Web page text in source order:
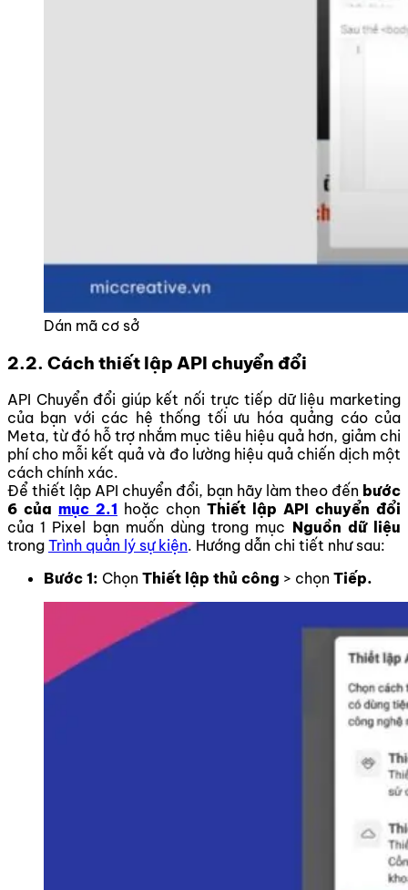
Dán mã cơ sở
2.2. Cách thiết lập API chuyển đổi
API Chuyển đổi giúp kết nối trực tiếp dữ liệu marketing
của bạn với các hệ thống tối ưu hóa quảng cáo của
Meta, từ đó hỗ trợ nhắm mục tiêu hiệu quả hơn, giảm chi
phí cho mỗi kết quả và đo lường hiệu quả chiến dịch một
cách chính xác.
Để thiết lập API chuyển đổi, bạn hãy làm theo đến bước
6 của mục 2.1 hoặc chọn Thiết lập API chuyển đổi
của 1 Pixel bạn muốn dùng trong mục Nguồn dữ liệu
trong Trình quản lý sự kiện. Hướng dẫn chi tiết như sau:
Bước 1: Chọn Thiết lập thủ công > chọn Tiếp.